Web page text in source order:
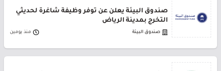
صندوق البيئة يعلن عن توفر وظيفة شاغرة لحديثي
التخرج بمدينة الرياض
صندوق البيئة منذ يومين